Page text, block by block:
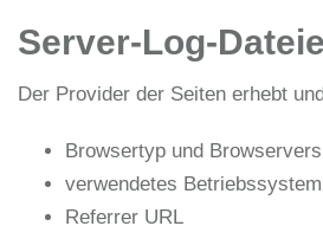
Server-Log-
Der Provider der Seiten erhebt
Browsertyp und
verwendetes Betriebssystem
Referrer URL